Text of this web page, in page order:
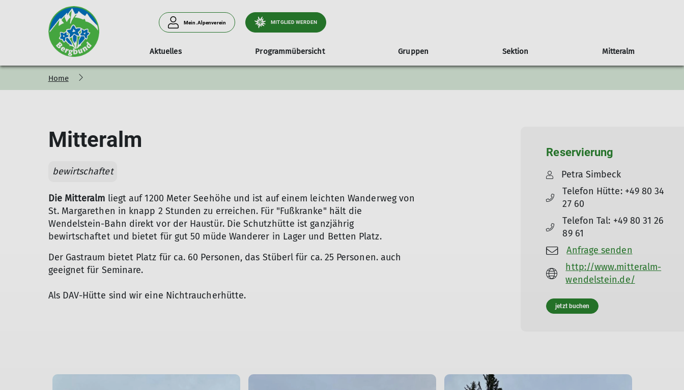
Mein.Alpenverein MITGLIED WERDEN
Aktuelles Programmübersicht
Tourenprogramm Kursprogramm Jugendprogramm Veranstaltungen Unsere Tourenleiter*innen Tourenberichte Tourenhinweise Downloads
Gruppen
Kinder und Jugendklettern Jugendklettertraining Jugend
Sektion
Wer redet mit Geschichte Versicherungen Satzung Mitglied werden
Mitteralm
Home
Mitteralm
bewirtschaftet
Die Mitteralm liegt auf 1200 Meter Seehöhe und ist auf einem leichten Wanderweg von
St. Margarethen in knapp 2 Stunden zu erreichen. Für "Fußkranke" hält die
Wendelstein-Bahn direkt vor der Haustür. Die Schutzhütte ist ganzjährig
bewirtschaftet und bietet für gut 50 müde Wanderer in Lager und Betten Platz.
Der Gastraum bietet Platz für ca. 60 Personen, das Stüberl für ca. 25 Personen. auch
geeignet für Seminare.
Als DAV-Hütte sind wir eine Nichtraucherhütte.
Reservierung
Petra Simbeck
Telefon Hütte: +49 80 34
27 60
Telefon Tal: +49 80 31 26
89 61
Anfrage senden
http://www.mitteralm-
wendelstein.de/
jetzt buchen